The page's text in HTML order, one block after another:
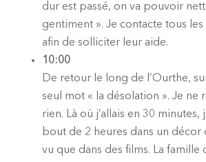
dur est passé, on va pouvoir
gentiment ». Je contacte tous
afin de solliciter leur aide.
10:00
De retour le long de l’Ourthe,
seul mot « la désolation ». Je ne
rien. Là où j’allais en 30 minutes,
bout de 2 heures dans un décor
vu que dans des films. La famille